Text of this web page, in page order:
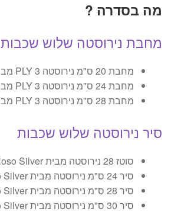
מה בסדרה ?
מחבת נירוסטה שלוש שכבות
מחבת 20 ס"מ נירוסטה PLY 3 מבית Roso Silver
מחבת 24 ס"מ נירוסטה PLY 3 מבית Roso Silver
מחבת 28 ס"מ נירוסטה PLY 3 מבית Roso Silver
סיר נירוסטה שלוש שכבות
סוטז 28 נירוסטה מבית Roso Silver
סיר 24 ס"מ נירוסטה מבית Roso Silver
סיר 28 ס"מ נירוסטה מבית Roso Silver
סיר 30 ס"מ נירוסטה מבית Roso Silver